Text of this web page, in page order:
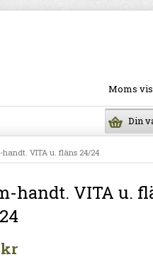
Moms
Din
handt. VITA u. fläns 24/24
handt. VITA u.
kr